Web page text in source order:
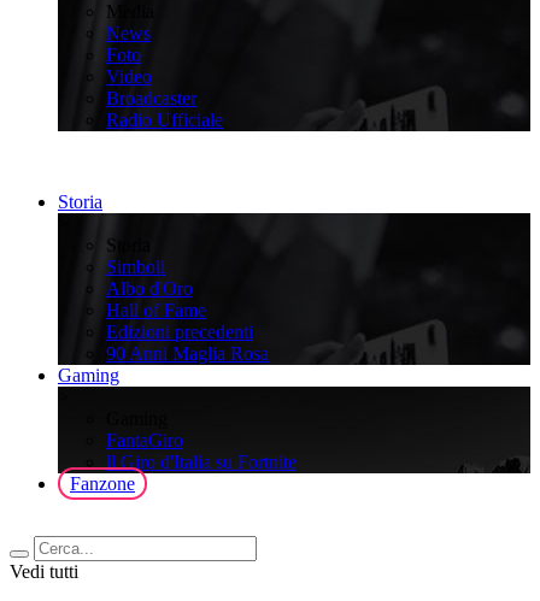
Media
News
Foto
Video
Broadcaster
Radio Ufficiale
Storia
Storia
Simboli
Albo d'Oro
Hall of Fame
Edizioni precedenti
90 Anni Maglia Rosa
Gaming
FantaGiro
ll Giro d'Italia su Fortnite
Fanzone
Vedi tutti